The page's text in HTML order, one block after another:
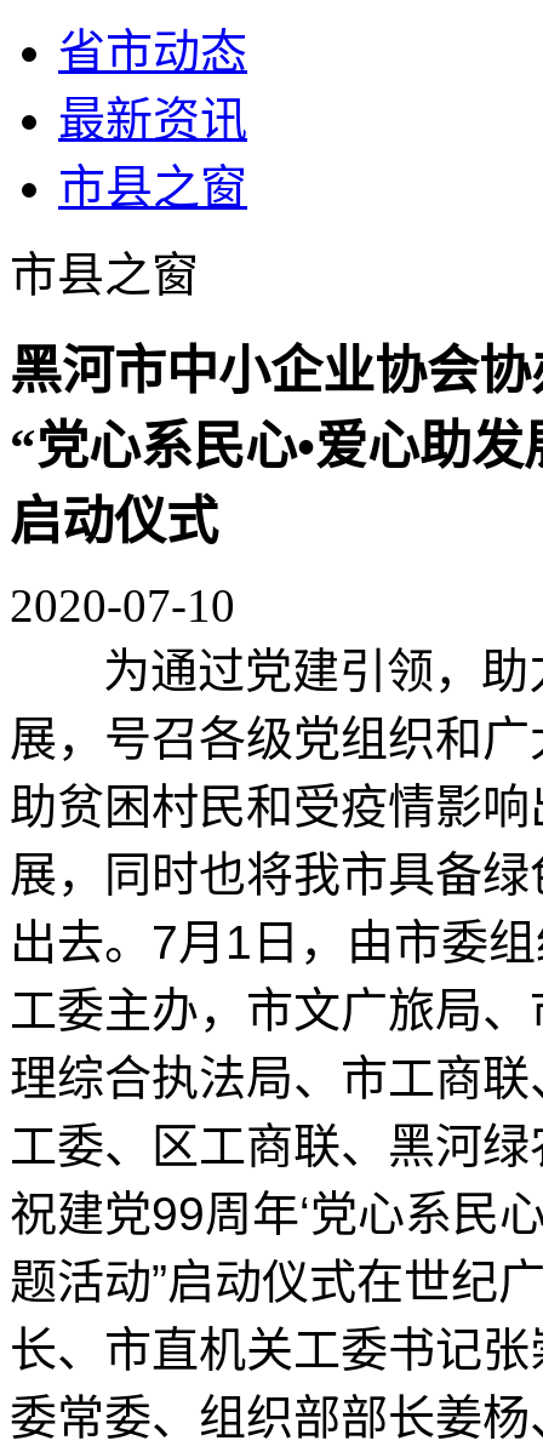
省市动态
最新资讯
市县之窗
市县之窗
黑河市中小企业协会
“党心系民心•爱心助
启动仪式
2020-07-10
为通过党建引领，助
展，号召各级党组织和
助贫困村民和受疫情影
展，同时也将我市具备
出去。7月1日，由市委
工委主办，市文广旅局
理综合执法局、市工商
工委、区工商联、黑河
祝建党99周年‘党心系民
题活动”启动仪式在世纪
长、市直机关工委书记
委常委、组织部部长姜